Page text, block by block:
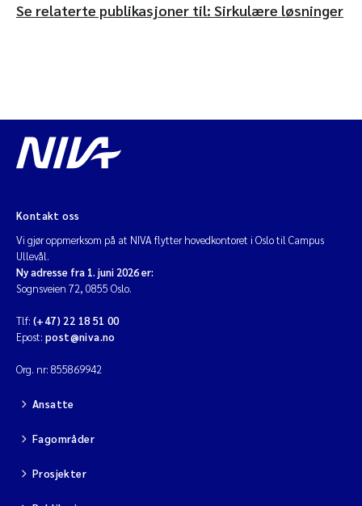
Se relaterte publikasjoner til: Sirkulære løsninger
Kontakt oss
Vi gjør oppmerksom på at NIVA flytter hovedkontoret i Oslo til Campus
Ullevål.
Ny adresse fra 1. juni 2026 er:
Sognsveien 72, 0855 Oslo.
Tlf: (+47) 22 18 51 00
Epost: post@niva.no
Org. nr: 855869942
Ansatte
Fagområder
Prosjekter